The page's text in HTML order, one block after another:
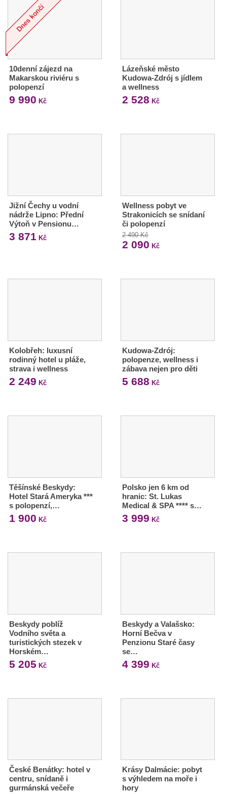
10denní zájezd na
Makarskou riviéru s
polopenzí
9 990 Kč
Lázeňské město
Kudowa-Zdrój s jídlem
a wellness
2 528 Kč
Jižní Čechy u vodní
nádrže Lipno: Přední
Výtoň v Pensionu…
3 871 Kč
Wellness pobyt ve
Strakonicích se snídaní
či polopenzí
2 490 Kč
2 090 Kč
Kolobřeh: luxusní
rodinný hotel u pláže,
strava i wellness
2 249 Kč
Kudowa-Zdrój:
polopenze, wellness i
zábava nejen pro děti
5 688 Kč
Těšínské Beskydy:
Hotel Stará Ameryka ***
s polopenzí,…
1 900 Kč
Polsko jen 6 km od
hranic: St. Lukas
Medical & SPA **** s…
3 999 Kč
Beskydy poblíž
Vodního světa a
turistických stezek v
Horském…
5 205 Kč
Beskydy a Valašsko:
Horní Bečva v
Penzionu Staré časy
se…
4 399 Kč
České Benátky: hotel v
centru, snídaně i
gurmánská večeře
Krásy Dalmácie: pobyt
s výhledem na moře i
hory